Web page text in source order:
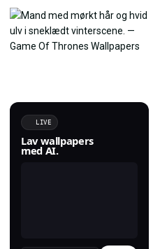
LIVE
Lav wallpapers
med AI.